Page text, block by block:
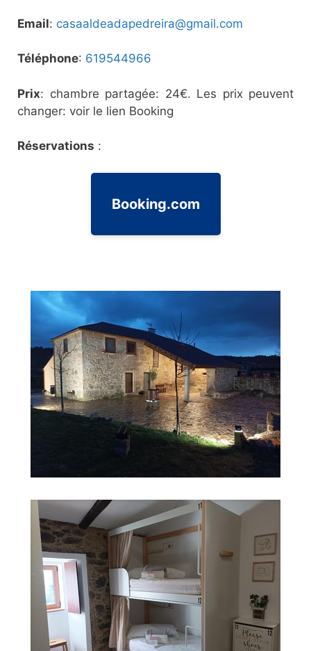
Email: casaaldeadapedreira@gmail.com
Téléphone: 619544966
Prix: chambre partagée: 24€. Les prix peuvent
changer: voir le lien Booking
Réservations :
Booking.com